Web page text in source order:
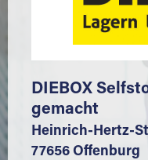
DIEBOX
gemacht
Heinrich-Hertz-
77656 Offenburg